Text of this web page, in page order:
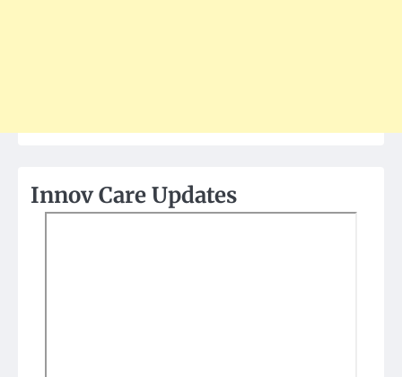
Innov Care Updates